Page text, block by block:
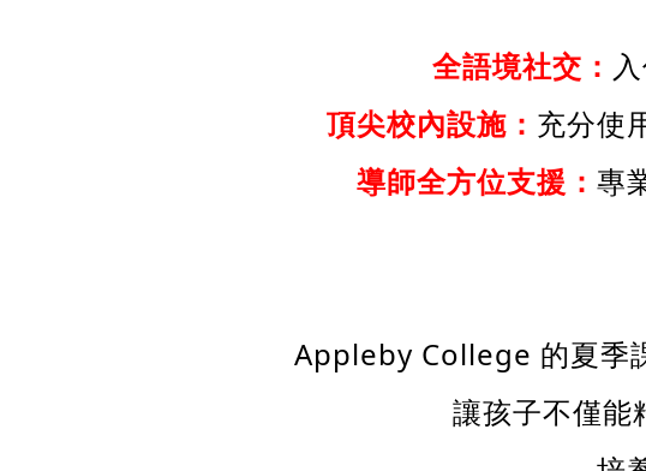
全語境社交：
頂尖校內設施： 充分使
導師全方位支援： 專
Appleby College 的夏季
讓孩子不僅能